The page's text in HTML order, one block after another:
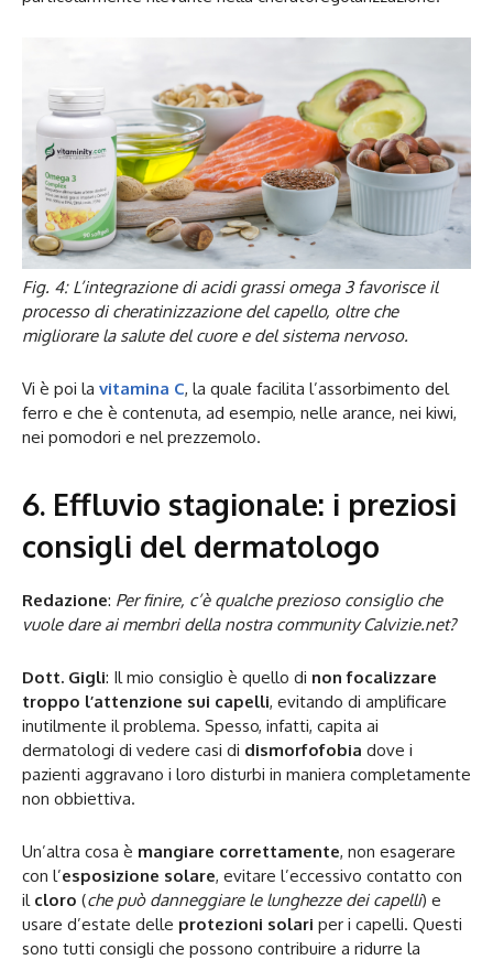
Fig. 4: L’integrazione di acidi grassi omega 3 favorisce il
processo di cheratinizzazione del capello, oltre che
migliorare la salute del cuore e del sistema nervoso.
Vi è poi la vitamina C, la quale facilita l’assorbimento del
ferro e che è contenuta, ad esempio, nelle arance, nei kiwi,
nei pomodori e nel prezzemolo.
6. Effluvio stagionale: i preziosi
consigli del dermatologo
Redazione: Per finire, c’è qualche prezioso consiglio che
vuole dare ai membri della nostra community Calvizie.net?
Dott. Gigli: Il mio consiglio è quello di non focalizzare
troppo l’attenzione sui capelli, evitando di amplificare
inutilmente il problema. Spesso, infatti, capita ai
dermatologi di vedere casi di dismorfofobia dove i
pazienti aggravano i loro disturbi in maniera completamente
non obbiettiva.
Un’altra cosa è mangiare correttamente, non esagerare
con l’esposizione solare, evitare l’eccessivo contatto con
il cloro (che può danneggiare le lunghezze dei capelli) e
usare d’estate delle protezioni solari per i capelli. Questi
sono tutti consigli che possono contribuire a ridurre la